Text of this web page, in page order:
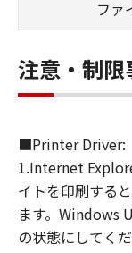
がない
キヤノン
ン株式
連して
損害等
一切の
ユーザ
府より
フ
注意・制限
■Printer Driver:
1.Internet
イトを印刷する
ます。Windows
の状態にしてくだ